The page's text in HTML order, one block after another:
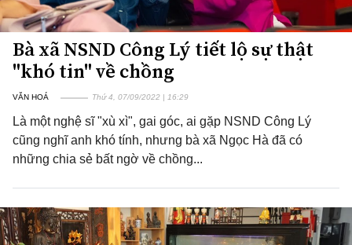
Bà xã NSND Công Lý tiết lộ sự thật
"khó tin" về chồng
VĂN HOÁ Thứ 4, 07/09/2022 | 16:29
Là một nghệ sĩ "xù xì", gai góc, ai gặp NSND Công Lý
cũng nghĩ anh khó tính, nhưng bà xã Ngọc Hà đã có
những chia sẻ bất ngờ về chồng...